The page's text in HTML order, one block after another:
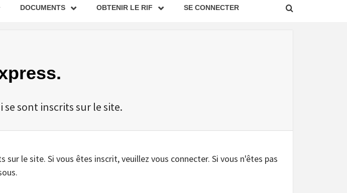
DOCUMENTS OBTENIR LE RIF SE CONNECTER
se sont inscrits sur le site.
le site. Si vous êtes inscrit, veuillez vous connecter. Si vous n'êtes pas